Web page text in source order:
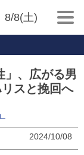
8/8(土)
」、広がる男
スと挽回へ
2024/10/08